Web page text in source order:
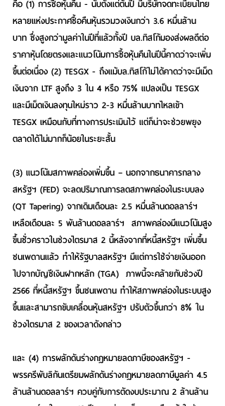
คือ (1) การซื้อหุ้นคืน - นับตั้งแต่ต้นปี มีบริษัทจดทะเบียนไทย
หลายแห่งประกาศซื้อคืนหุ้นรวมวงเงินกว่า 3.6 หมื่นล้าน
บาท ซึ่งสูงกว่ามูลค่าในปีที่แล้วทั้งปี บล.ทิสโก้มองส่งผลดีต่อ
ราคาหุ้นโดยตรงและแนวโน้มการซื้อหุ้นคืนในปีนี้คาดว่าจะเพิ่ม
ขึ้นต่อเนื่อง (2) TESGX - ถึงแม้บล.ทิสโก้ไม่ได้คาดว่าจะมีเม็ด
เงินจาก LTF สูงถึง 3 ใน 4 หรือ 75% แปลงเป็น TESGX
และมีเม็ดเงินลงทุนใหม่ราว 2-3 หมื่นล้านบาทไหลเข้า
TESGX เหมือนกับที่ทางการประเมินไว้ แต่ก็น่าจะช่วยพยุง
ตลาดได้ไม่มากก็น้อยในระยะสั้น
(3) แนวโน้มสภาพคล่องเพิ่มขึ้น – นอกจากธนาคารกลาง
สหรัฐฯ (FED) จะลดปริมาณการลดสภาพคล่องในระบบลง
(QT Tapering) จากเดิมเดือนละ 2.5 หมื่นล้านดอลลาร์ฯ
เหลือเดือนละ 5 พันล้านดอลลาร์ฯ  สภาพคล่องมีแนวโน้มสูง
ขึ้นชั่วคราวในช่วงไตรมาส 2 นี้หลังจากที่หนี้สหรัฐฯ เพิ่มขึ้น
ชนเพดานแล้ว ทำให้รัฐบาลสหรัฐฯ มีแต่การใช้จ่ายเงินออก
ไปจากบัญชีเงินฝากหลัก (TGA)  ภาพนี้จะคล้ายกับช่วงปี
2566 ที่หนี้สหรัฐฯ ขึ้นชนเพดาน ทำให้สภาพคล่องในระบบสูง
ขึ้นและสามารถขับเคลื่อนหุ้นสหรัฐฯ ปรับตัวขึ้นกว่า 8% ใน
ช่วงไตรมาส 2 ของเวลาดังกล่าว
และ (4) การผลักดันร่างกฎหมายลดภาษีของสหรัฐฯ -
พรรครีพับลิกันเตรียมผลักดันร่างกฎหมายลดภาษีมูลค่า 4.5
ล้านล้านดอลลาร์ฯ ควบคู่กับการตัดงบประมาณ 2 ล้านล้าน